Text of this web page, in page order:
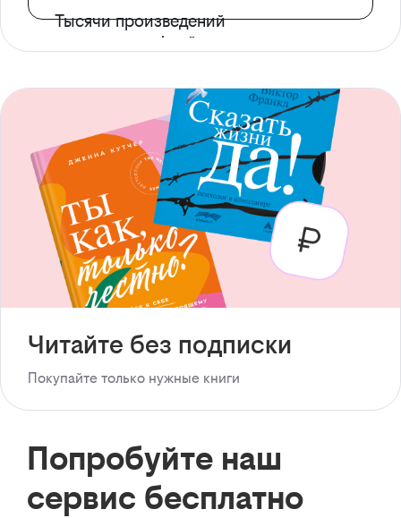
Тысячи произведений
с доступом офлайн
Читайте без подписки
Покупайте только нужные книги
Попробуйте наш
сервис бесплатно